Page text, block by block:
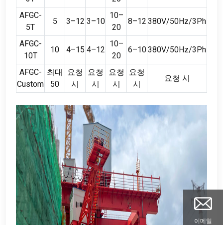
AFGC-
5T
5 3–12 3–10
10–
20
8–12 380V/50Hz/3Ph
AFGC-
10T
10 4–15 4–12
10–
20
6–10380V/50Hz/3Ph
AFGC-
Custom
최대
50
요청
시
요청
시
요청
시
요청
시
요청 시
이메일